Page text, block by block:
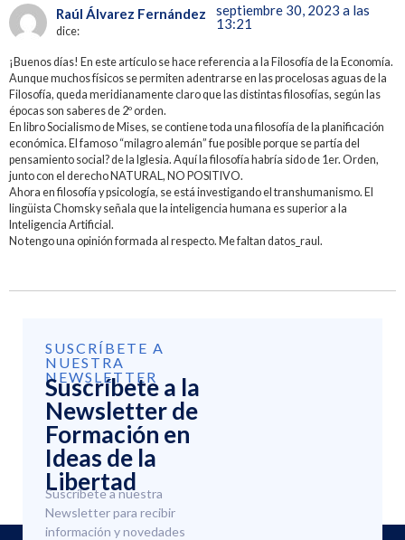
Raúl Álvarez Fernández
dice:
septiembre 30, 2023 a las
13:21
¡Buenos días! En este artículo se hace referencia a la Filosofía de la Economía.
Aunque muchos físicos se permiten adentrarse en las procelosas aguas de la
Filosofía, queda meridianamente claro que las distintas filosofías, según las
épocas son saberes de 2º orden.
En libro Socialismo de Mises, se contiene toda una filosofía de la planificación
económica. El famoso “milagro alemán” fue posible porque se partía del
pensamiento social? de la Iglesia. Aquí la filosofía habría sido de 1er. Orden,
junto con el derecho NATURAL, NO POSITIVO.
Ahora en filosofía y psicología, se está investigando el transhumanismo. El
lingüista Chomsky señala que la inteligencia humana es superior a la
Inteligencia Artificial.
No tengo una opinión formada al respecto. Me faltan datos_raul.
SUSCRÍBETE A
NUESTRA
NEWSLETTER
Suscríbete a la
Newsletter de
Formación en
Ideas de la
Libertad
Suscríbete a nuestra
Newsletter para recibir
información y novedades